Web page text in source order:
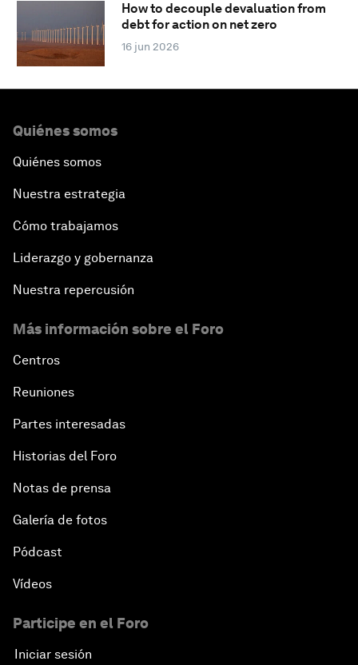
How to decouple devaluation from
debt for action on net zero
16 jun 2026
Quiénes somos
Quiénes somos
Nuestra estrategia
Cómo trabajamos
Liderazgo y gobernanza
Nuestra repercusión
Más información sobre el Foro
Centros
Reuniones
Partes interesadas
Historias del Foro
Notas de prensa
Galería de fotos
Pódcast
Vídeos
Participe en el Foro
Iniciar sesión